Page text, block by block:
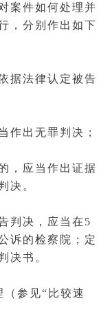
案件如何处理并
，分别作出如下
据法律认定被告
作出无罪判决 ；
，应当作出证据
决。
判决，应当在5
诉的检察院；定
决书。
参见“比较速